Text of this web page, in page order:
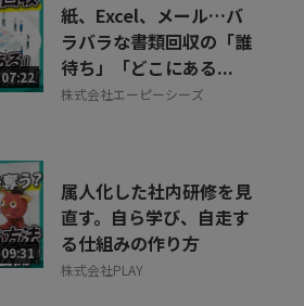
07:22
紙、Excel、メール…バ
ラバラな書類回収の「誰
待ち」「どこにある...
株式会社エーピーシーズ
09:31
属人化した社内研修を見
直す。自ら学び、自走す
る仕組みの作り方
株式会社PLAY